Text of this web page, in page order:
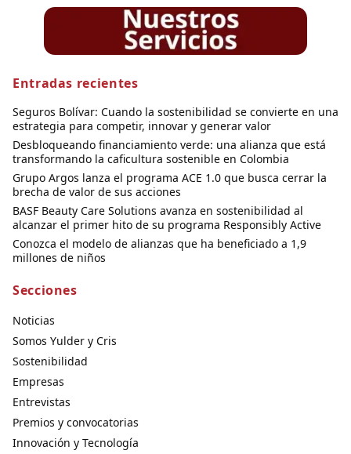
Entradas recientes
Seguros Bolívar: Cuando la sostenibilidad se convierte en una
estrategia para competir, innovar y generar valor
Desbloqueando financiamiento verde: una alianza que está
transformando la caficultura sostenible en Colombia
Grupo Argos lanza el programa ACE 1.0 que busca cerrar la
brecha de valor de sus acciones
BASF Beauty Care Solutions avanza en sostenibilidad al
alcanzar el primer hito de su programa Responsibly Active
Conozca el modelo de alianzas que ha beneficiado a 1,9
millones de niños
Secciones
Noticias
Somos Yulder y Cris
Sostenibilidad
Empresas
Entrevistas
Premios y convocatorias
Innovación y Tecnología